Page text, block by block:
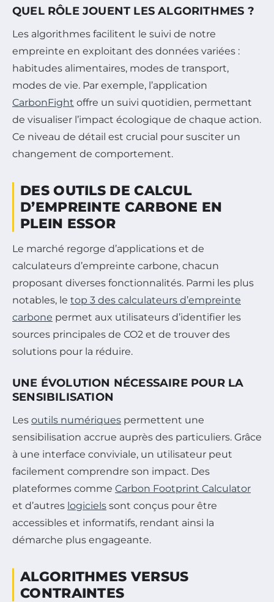
QUEL RÔLE JOUENT LES ALGORITHMES ?
Les algorithmes facilitent le suivi de notre
empreinte en exploitant des données variées :
habitudes alimentaires, modes de transport,
modes de vie. Par exemple, l’application
CarbonFight offre un suivi quotidien, permettant
de visualiser l’impact écologique de chaque action.
Ce niveau de détail est crucial pour susciter un
changement de comportement.
DES OUTILS DE CALCUL
D’EMPREINTE CARBONE EN
PLEIN ESSOR
Le marché regorge d’applications et de
calculateurs d’empreinte carbone, chacun
proposant diverses fonctionnalités. Parmi les plus
notables, le top 3 des calculateurs d’empreinte
carbone permet aux utilisateurs d’identifier les
sources principales de CO2 et de trouver des
solutions pour la réduire.
UNE ÉVOLUTION NÉCESSAIRE POUR LA
SENSIBILISATION
Les outils numériques permettent une
sensibilisation accrue auprès des particuliers. Grâce
à une interface conviviale, un utilisateur peut
facilement comprendre son impact. Des
plateformes comme Carbon Footprint Calculator
et d’autres logiciels sont conçus pour être
accessibles et informatifs, rendant ainsi la
démarche plus engageante.
ALGORITHMES VERSUS
CONTRAINTES